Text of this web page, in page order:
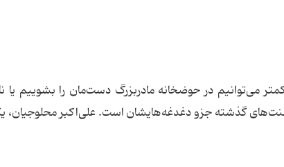
می‌توانیم در حوضخانه مادربزرگ دست‌مان را بشوییم یا
گذشته جزو دغدغه‌هایشان است. علی‌اكبر محلوجیان،